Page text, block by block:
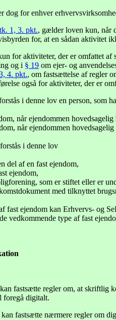
dog for enhver
1, 3. pkt., gælder loven kun, når
for, at en sådan aktivitet
for aktiviteter, der er omfattet af
og i § 19 om ejer- og
4. pkt., om fastsættelse af regler
også for aktiviteter, der er
i denne lov en person, som
når ejendommen
når ejendommen
i denne lov
del af en fast ejendom,
ejendom,
som er stiftet eller er
med tilknyttet
fast ejendom kan Erhvervs- og
vedkommende type af fast
fastsætte regler om, at skriftlig
foregå digitalt.
fastsætte nærmere regler om